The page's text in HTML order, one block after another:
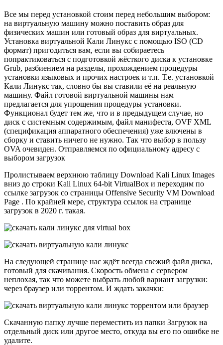
Все мы перед установкой стоим перед небольшим выбором:
на виртуальную машину можно поставить образ для
физических машин или готовый образ для виртуальных.
Установка виртуальной Кали Линукс с помощью ISO (CD
формат) пригодиться вам, если вы собираетесь
попрактиковаться с подготовкой жёсткого диска к установке
Grub, разбиением на разделы, прохождением процедуры
установки языковых и прочих настроек и т.п. Т.е. установкой
Кали Линукс так, словно бы вы ставили её на реальную
машину. Файл готовой виртуальной машины нам
предлагается для упрощения процедуры установки.
Функционал будет тем же, что и в предыдущем случае, но
диск с системным содержимым, файл манифеста, OVF XML
(спецификация аппаратного обеспечения) уже влючены в
сборку и ставить ничего не нужно. Так что выбор в пользу
OVA очевиден. Отправляемся по официальному адресу с
выбором загрузок
Пролистываем верхнюю таблицу Download Kali Linux Images
вниз до строки Kali Linux 64-bit VirtualBox и переходим по
ссылке загрузок со страницы Offensive Security VM Download
Page . По крайней мере, структура ссылок на странице
загрузок в 2020 г. такая.
На следующей странице нас ждёт всегда свежий файл диска,
готовый для скачивания. Скорость обмена с сервером
неплохая, так что можете выбрать любой вариант загрузки:
через браузер или торрентом. И ждать закачки:
Скачанную папку лучше переместить из папки Загрузок на
отдельный диск или другое место, откуда вы его по ошибке не
удалите.